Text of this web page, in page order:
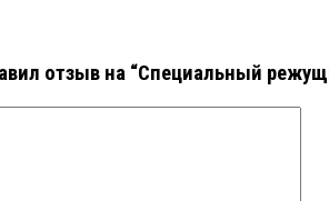
отзыв на “Специальный